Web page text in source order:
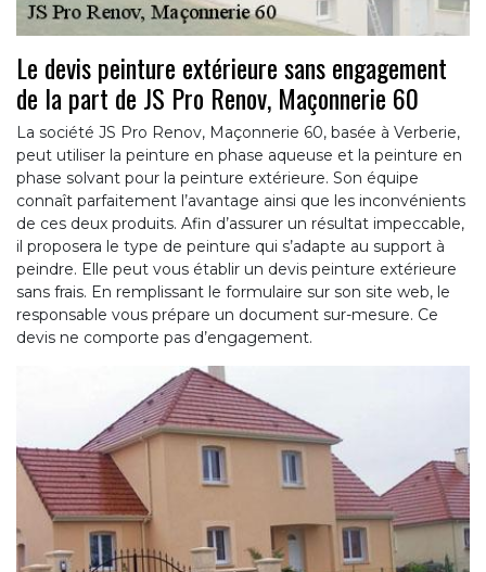
Le devis peinture extérieure sans engagement
de la part de JS Pro Renov, Maçonnerie 60
La société JS Pro Renov, Maçonnerie 60, basée à Verberie,
peut utiliser la peinture en phase aqueuse et la peinture en
phase solvant pour la peinture extérieure. Son équipe
connaît parfaitement l’avantage ainsi que les inconvénients
de ces deux produits. Afin d’assurer un résultat impeccable,
il proposera le type de peinture qui s’adapte au support à
peindre. Elle peut vous établir un devis peinture extérieure
sans frais. En remplissant le formulaire sur son site web, le
responsable vous prépare un document sur-mesure. Ce
devis ne comporte pas d’engagement.